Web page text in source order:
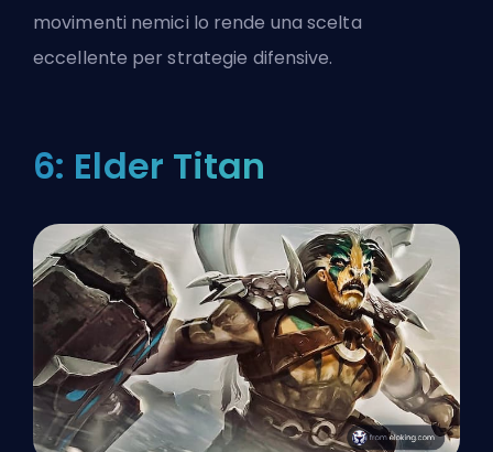
movimenti nemici lo rende una scelta
eccellente per strategie difensive.
6: Elder Titan